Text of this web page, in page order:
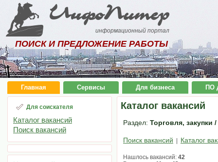
ИнфоПитер
информационный портал
ПОИСК И ПРЕДЛОЖЕНИЕ РАБОТЫ
Главная Сервисы Для бизнеса ПО
Для соискателя
Каталог вакансий
Поиск вакансий
Каталог вакансий
Раздел: Торговля, закупки
Поиск вакансий Каталог
Нашлось вакансий: 42